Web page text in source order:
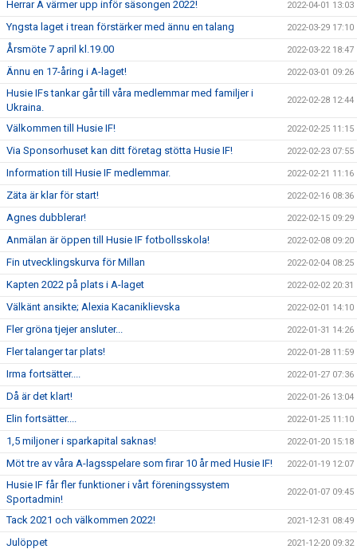
Herrar A värmer upp inför säsongen 2022! 2022-04-01 13:03
Yngsta laget i trean förstärker med ännu en talang 2022-03-29 17:10
Årsmöte 7 april kl.19.00 2022-03-22 18:47
Ännu en 17-åring i A-laget! 2022-03-01 09:26
Husie IFs tankar går till våra medlemmar med familjer i
Ukraina.
2022-02-28 12:44
Välkommen till Husie IF! 2022-02-25 11:15
Via Sponsorhuset kan ditt företag stötta Husie IF! 2022-02-23 07:55
Information till Husie IF medlemmar. 2022-02-21 11:16
Zäta är klar för start! 2022-02-16 08:36
Agnes dubblerar! 2022-02-15 09:29
Anmälan är öppen till Husie IF fotbollsskola! 2022-02-08 09:20
Fin utvecklingskurva för Millan 2022-02-04 08:25
Kapten 2022 på plats i A-laget 2022-02-02 20:31
Välkänt ansikte; Alexia Kacaniklievska 2022-02-01 14:10
Fler gröna tjejer ansluter... 2022-01-31 14:26
Fler talanger tar plats! 2022-01-28 11:59
Irma fortsätter.... 2022-01-27 07:36
Då är det klart! 2022-01-26 13:04
Elin fortsätter.... 2022-01-25 11:10
1,5 miljoner i sparkapital saknas! 2022-01-20 15:18
Möt tre av våra A-lagsspelare som firar 10 år med Husie IF! 2022-01-19 12:07
Husie IF får fler funktioner i vårt föreningssystem
Sportadmin!
2022-01-07 09:45
Tack 2021 och välkommen 2022! 2021-12-31 08:49
Julöppet 2021-12-20 09:32